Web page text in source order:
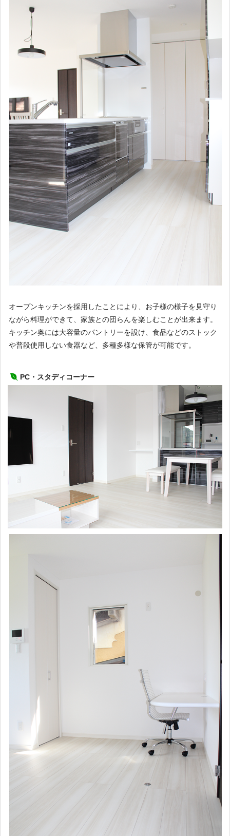
オープンキッチンを採用したことにより、お子様の様子を見守り
ながら料理ができて、家族との団らんを楽しむことが出来ます。
キッチン奥には大容量のパントリーを設け、食品などのストック
や普段使用しない食器など、多種多様な保管が可能です。
PC・スタディコーナー